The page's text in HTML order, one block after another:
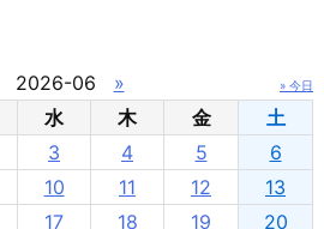
2026-06 » » 今日
水 木 金
土
3 4 5
6
10 11 12
13
17 18 19
20